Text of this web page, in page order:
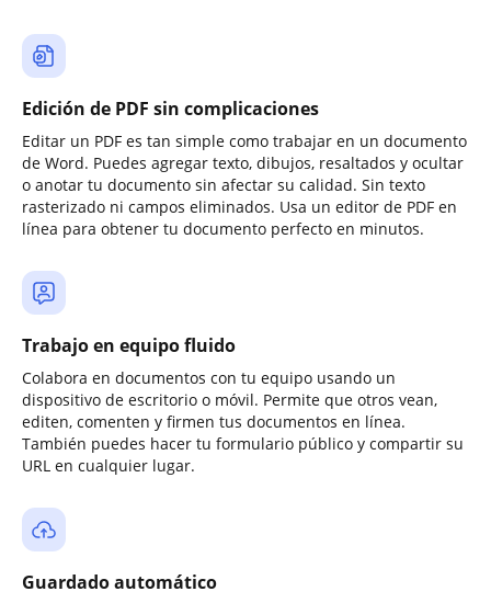
Edición de PDF sin complicaciones
Editar un PDF es tan simple como trabajar en un documento
de Word. Puedes agregar texto, dibujos, resaltados y ocultar
o anotar tu documento sin afectar su calidad. Sin texto
rasterizado ni campos eliminados. Usa un editor de PDF en
línea para obtener tu documento perfecto en minutos.
Trabajo en equipo fluido
Colabora en documentos con tu equipo usando un
dispositivo de escritorio o móvil. Permite que otros vean,
editen, comenten y firmen tus documentos en línea.
También puedes hacer tu formulario público y compartir su
URL en cualquier lugar.
Guardado automático